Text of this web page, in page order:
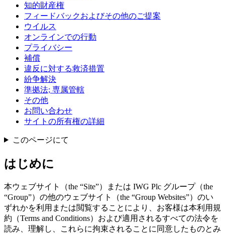
知的財産権
フィードバックおよびその他のご提案
ウイルス
オンラインでの行動
プライバシー
補償
違反に対する救済措置
紛争解決
準拠法; 専属管轄
その他
お問い合わせ
サイトの所有権の詳細
このページにて
はじめに
本ウェブサイト（the “Site”）または IWG Plc グループ（the
“Group”）の他のウェブサイト（the “Group Websites”）のい
ずれかを利用または閲覧することにより、お客様は本利用規
約（Terms and Conditions）および適用されるすべての法令を
読み、理解し、これらに拘束されることに同意したものとみ